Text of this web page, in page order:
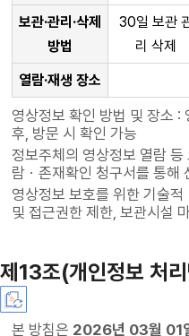
보관·관리·삭제
방법
30일 보관
리 삭제
열람·재생 장소
영상정보 확인 방법 및 장소 :
후, 방문 시 확인 가능
정보주체의 영상정보 열람
람ㆍ존재확인 청구서를 통해
영상정보 보호를 위한 기술적
및 접근권한 제한, 보관시설
제13조(개인정보 처
본 방침은 2026년 03월 01